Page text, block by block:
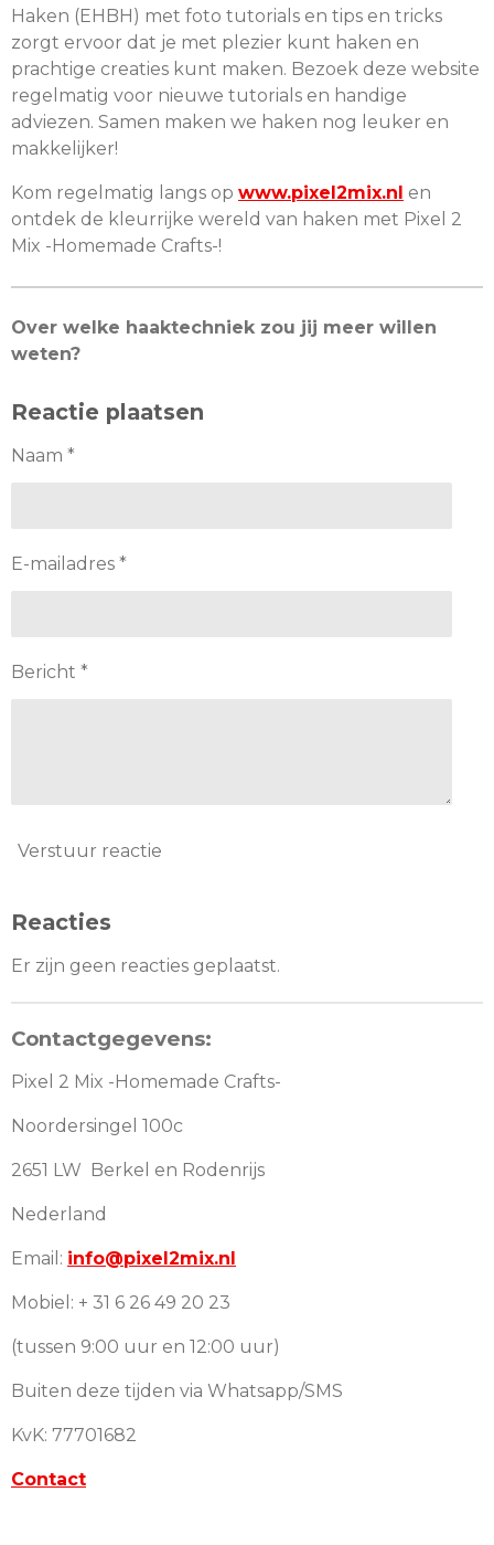
Haken (EHBH) met foto tutorials en tips en tricks
zorgt ervoor dat je met plezier kunt haken en
prachtige creaties kunt maken. Bezoek deze website
regelmatig voor nieuwe tutorials en handige
adviezen. Samen maken we haken nog leuker en
makkelijker!
Kom regelmatig langs op www.pixel2mix.nl en
ontdek de kleurrijke wereld van haken met Pixel 2
Mix -Homemade Crafts-!
Over welke haaktechniek zou jij meer willen
weten?
Reactie plaatsen
Naam *
E-mailadres *
Bericht *
Verstuur reactie
Reacties
Er zijn geen reacties geplaatst.
Contactgegevens:
Pixel 2 Mix -Homemade Crafts-
Noordersingel 100c
2651 LW Berkel en Rodenrijs
Nederland
Email: info@pixel2mix.nl
Mobiel: + 31 6 26 49 20 23
(tussen 9:00 uur en 12:00 uur)
Buiten deze tijden via Whatsapp/SMS
KvK: 77701682
Contact